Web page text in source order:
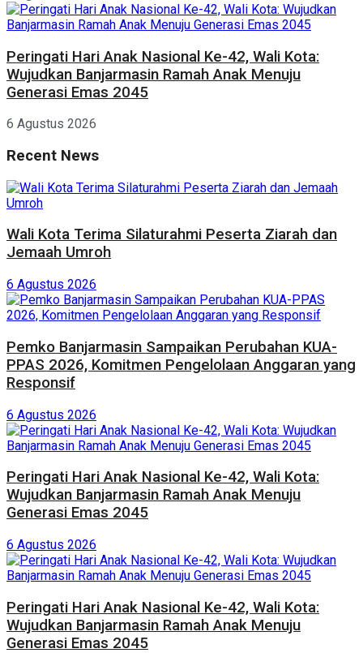
Peringati Hari Anak Nasional Ke-42, Wali Kota:
Wujudkan Banjarmasin Ramah Anak Menuju
Generasi Emas 2045
6 Agustus 2026
Recent News
Wali Kota Terima Silaturahmi Peserta Ziarah dan
Jemaah Umroh
6 Agustus 2026
Pemko Banjarmasin Sampaikan Perubahan KUA-
PPAS 2026, Komitmen Pengelolaan Anggaran yang
Responsif
6 Agustus 2026
Peringati Hari Anak Nasional Ke-42, Wali Kota:
Wujudkan Banjarmasin Ramah Anak Menuju
Generasi Emas 2045
6 Agustus 2026
Peringati Hari Anak Nasional Ke-42, Wali Kota:
Wujudkan Banjarmasin Ramah Anak Menuju
Generasi Emas 2045